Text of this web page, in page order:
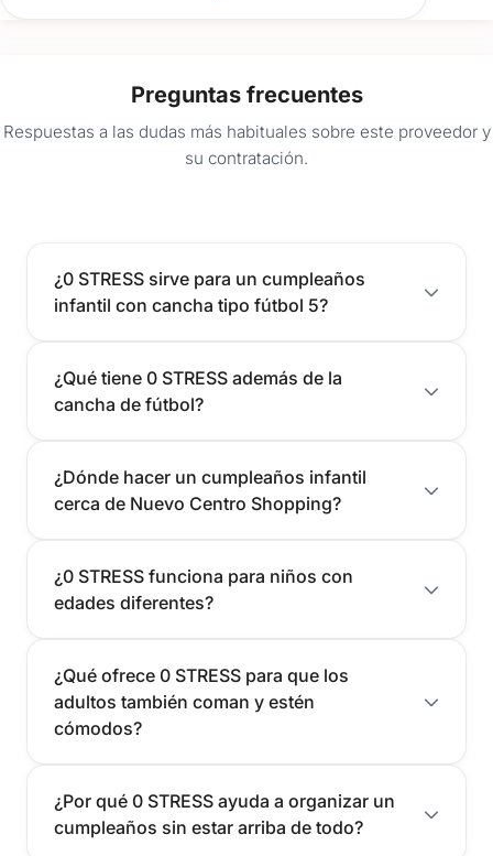
Preguntas frecuentes
Respuestas a las dudas más habituales sobre este proveedor y
su contratación.
¿0 STRESS sirve para un cumpleaños
infantil con cancha tipo fútbol 5?
¿Qué tiene 0 STRESS además de la
cancha de fútbol?
¿Dónde hacer un cumpleaños infantil
cerca de Nuevo Centro Shopping?
¿0 STRESS funciona para niños con
edades diferentes?
¿Qué ofrece 0 STRESS para que los
adultos también coman y estén
cómodos?
¿Por qué 0 STRESS ayuda a organizar un
cumpleaños sin estar arriba de todo?